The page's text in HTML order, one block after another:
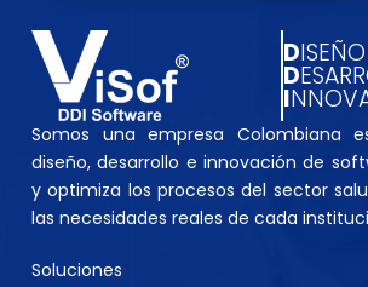
DISEÑO
D
I
Somos una empresa Colombiana
diseño, desarrollo e innovación de
y optimiza los procesos del sector
las necesidades reales de cada
Soluciones